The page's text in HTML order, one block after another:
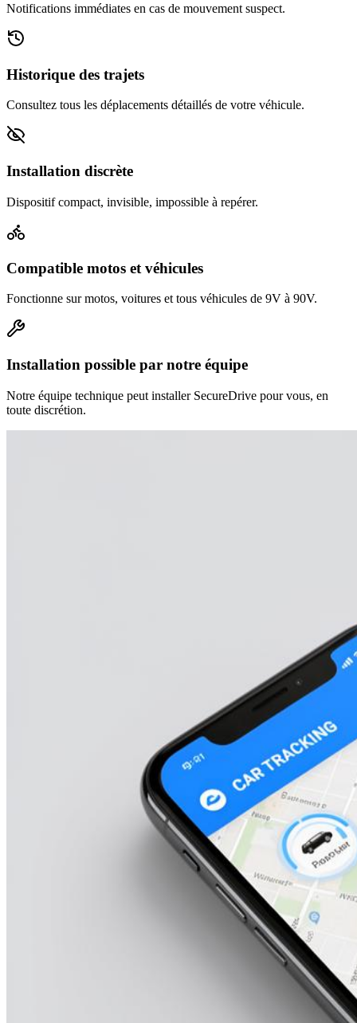
Notifications immédiates en cas de mouvement suspect.
Historique des trajets
Consultez tous les déplacements détaillés de votre véhicule.
Installation discrète
Dispositif compact, invisible, impossible à repérer.
Compatible motos et véhicules
Fonctionne sur motos, voitures et tous véhicules de 9V à 90V.
Installation possible par notre équipe
Notre équipe technique peut installer SecureDrive pour vous, en
toute discrétion.